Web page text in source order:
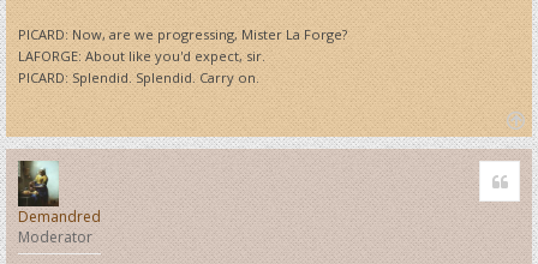
PICARD: Now, are we progressing, Mister La Forge?
LAFORGE: About like you'd expect, sir.
PICARD: Splendid. Splendid. Carry on.
T
o
p
Demandred
Moderator